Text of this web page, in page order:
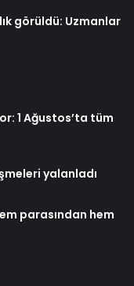
görüldü: Uzmanlar
1 Ağustos’ta tüm
yalanladı
parasından hem